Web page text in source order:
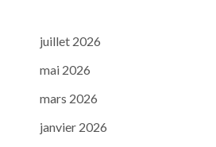
juillet 2026
mai 2026
mars 2026
janvier 2026